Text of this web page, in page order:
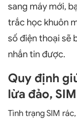
sang máy mới,
trắc học khuôn
số điện thoại sẽ
nhắn tin được.
Quy định
lừa đảo,
Tình trạng SIM